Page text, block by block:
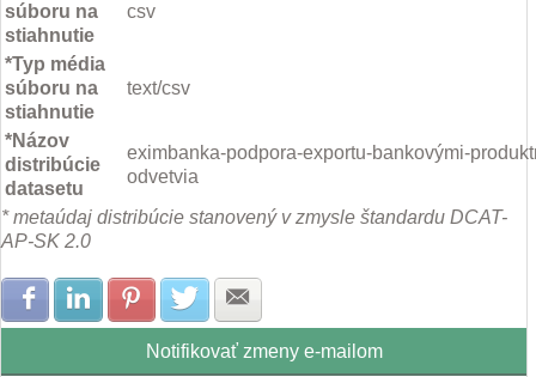
súboru na
stiahnutie
csv
*Typ média
súboru na
stiahnutie
text/csv
*Názov
distribúcie
datasetu
eximbanka-podpora-exportu-bankovými-
odvetvia
* metaúdaj distribúcie stanovený v zmysle štandardu DCAT-
AP-SK 2.0
Zdielať na Facebook
Zdielať na LinkedIn
Zdielať na Pinterest
Zdielať na Twitter
Notifikovať zmeny e-mailom